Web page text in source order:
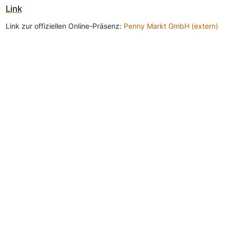
Link
Link zur offiziellen Online-Präsenz: Penny Markt GmbH (extern)